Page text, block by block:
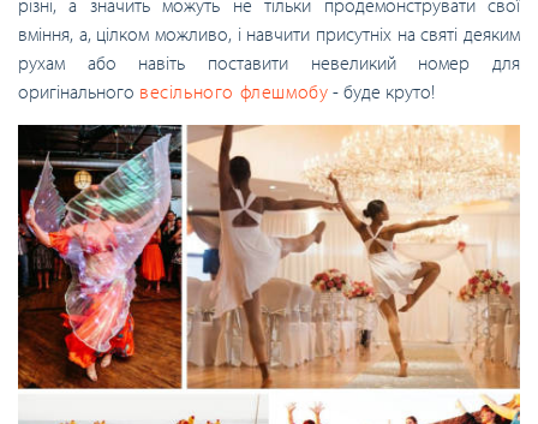
вміння, а, цілком можливо, і навчити присутніх на святі деяким
рухам або навіть поставити невеликий номер для
оригінального весільного флешмобу - буде круто!